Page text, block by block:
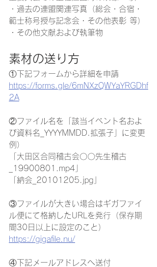
・過去の連盟関連写真（総会・合宿・
範士称号授与記念会・その他表彰 等）
・その他文献および執筆物
素材の送り方
①下記フォームから詳細を申請
https://forms.gle/6mNXzQWYaYRGDhf
2A
②ファイル名を「該当イベント名およ
び資料名_YYYYMMDD.拡張子」に変更
例）
「大田区合同稽古会〇〇先生稽古
_19900801.mp4」
「納会_20101205.jpg」
③ファイルが大きい場合はギガファイ
ル便にて格納したURLを発行（保存期
間30日以上に設定のこと）
https://gigafile.nu/
④下記メールアドレスへ送付